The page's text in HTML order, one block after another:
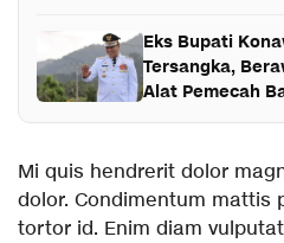
Eks Bupati
Tersangka,
Alat Pemecah
Mi quis hendrerit dolor
dolor. Condimentum mattis
tortor id. Enim diam